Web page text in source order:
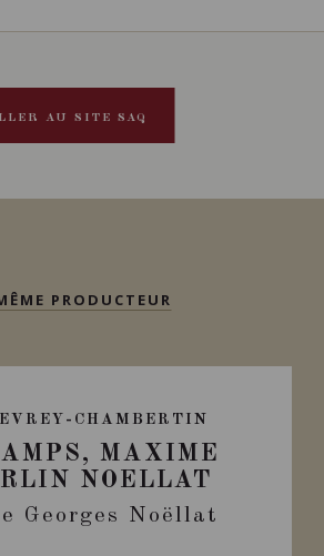
AU SITE SAQ
PRODUCTEUR
CHAMBERTIN
MAXIME
NOELLAT
Georges Noëllat